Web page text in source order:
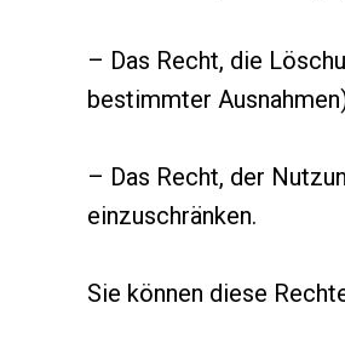
– Das Recht, die
bestimmter
– Das Recht, der
einzuschränken.
Sie können diese